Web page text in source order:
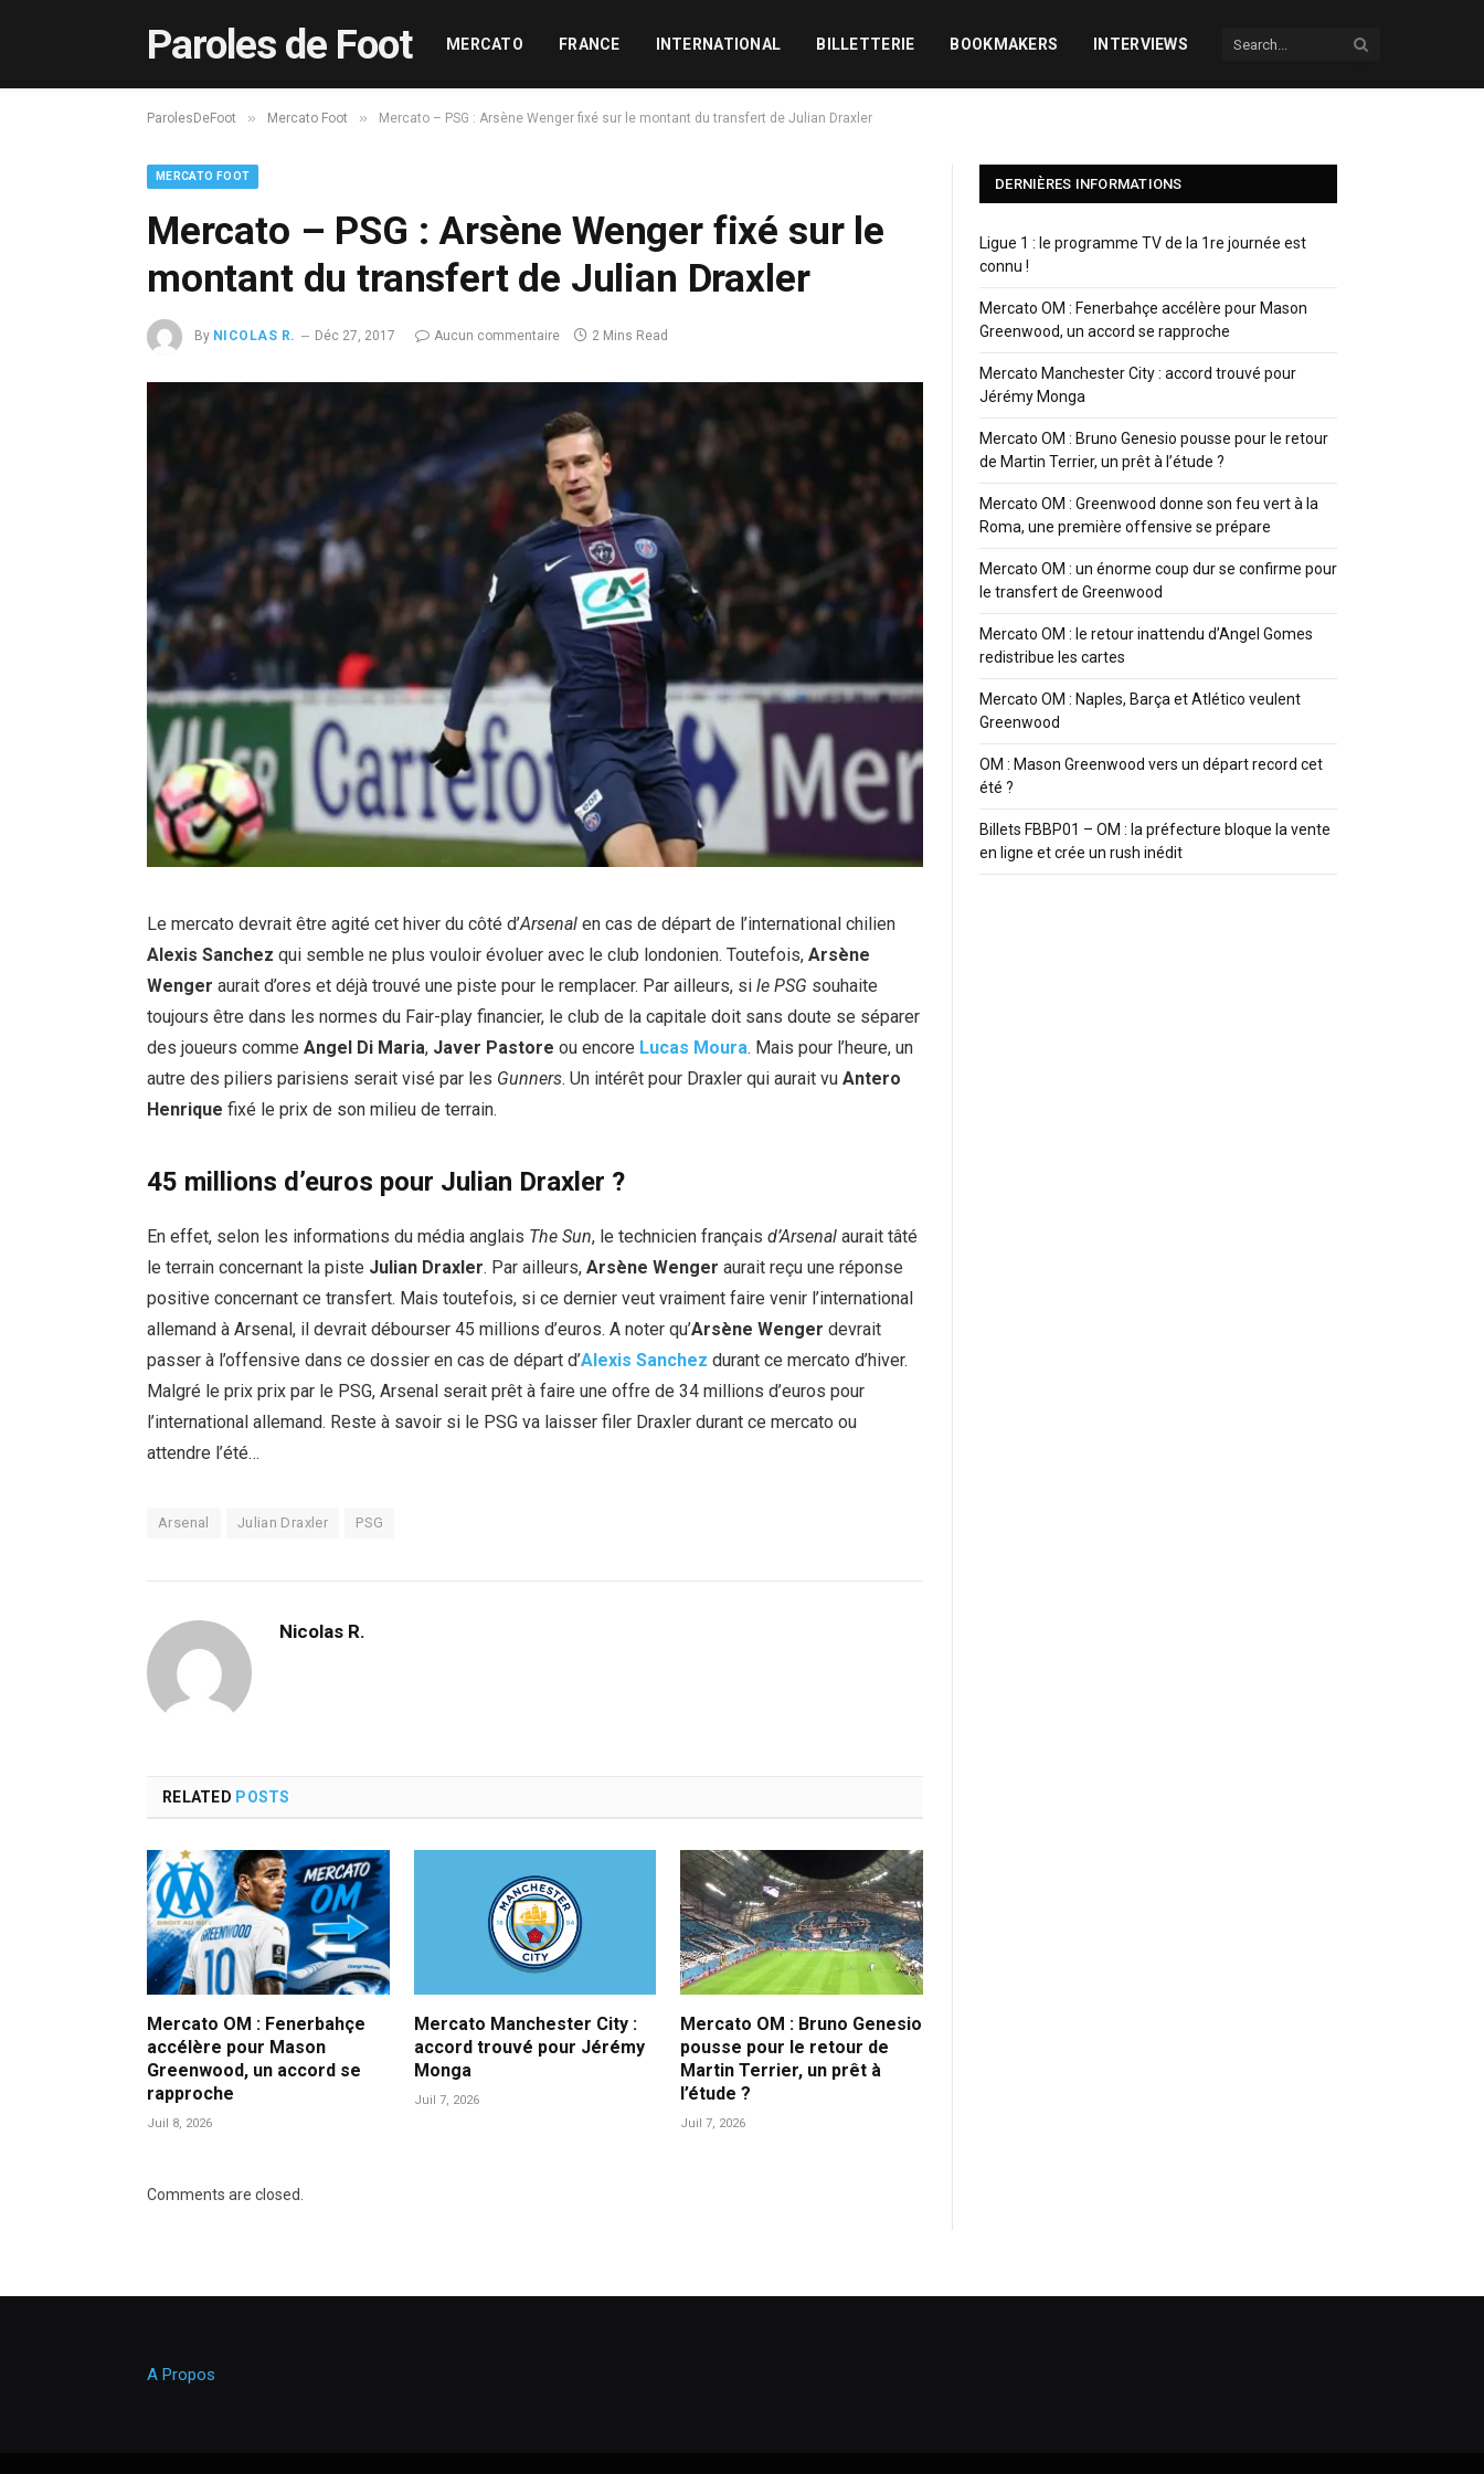
Paroles de Foot MERCATO FRANCE INTERNATIONAL BILLETTERIE BOOKMAKERS INTERVIEWS
ParolesDeFoot » Mercato Foot » Mercato – PSG : Arsène Wenger fixé sur le montant du transfert de Julian Draxler
MERCATO FOOT
Mercato – PSG : Arsène Wenger fixé sur le
montant du transfert de Julian Draxler
By NICOLAS R. Déc 27, 2017 Aucun commentaire 2 Mins Read
Le mercato devrait être agité cet hiver du côté d’Arsenal en cas de départ de l’international chilien
Alexis Sanchez qui semble ne plus vouloir évoluer avec le club londonien. Toutefois, Arsène
Wenger aurait d’ores et déjà trouvé une piste pour le remplacer. Par ailleurs, si le PSG souhaite
toujours être dans les normes du Fair-play financier, le club de la capitale doit sans doute se séparer
des joueurs comme Angel Di Maria, Javer Pastore ou encore Lucas Moura. Mais pour l’heure, un
autre des piliers parisiens serait visé par les Gunners. Un intérêt pour Draxler qui aurait vu Antero
Henrique fixé le prix de son milieu de terrain.
45 millions d’euros pour Julian Draxler ?
En effet, selon les informations du média anglais The Sun, le technicien français d’Arsenal aurait tâté
le terrain concernant la piste Julian Draxler. Par ailleurs, Arsène Wenger aurait reçu une réponse
positive concernant ce transfert. Mais toutefois, si ce dernier veut vraiment faire venir l’international
allemand à Arsenal, il devrait débourser 45 millions d’euros. A noter qu’Arsène Wenger devrait
passer à l’offensive dans ce dossier en cas de départ d’Alexis Sanchez durant ce mercato d’hiver.
Malgré le prix prix par le PSG, Arsenal serait prêt à faire une offre de 34 millions d’euros pour
l’international allemand. Reste à savoir si le PSG va laisser filer Draxler durant ce mercato ou
attendre l’été…
Arsenal Julian Draxler PSG
Nicolas R.
RELATED POSTS
Mercato OM : Fenerbahçe
accélère pour Mason
Greenwood, un accord se
rapproche
Juil 8, 2026
Mercato Manchester City :
accord trouvé pour Jérémy
Monga
Juil 7, 2026
Mercato OM : Bruno Genesio
pousse pour le retour de
Martin Terrier, un prêt à
l’étude ?
Juil 7, 2026
Comments are closed.
DERNIÈRES INFORMATIONS
Ligue 1 : le programme TV de la 1re journée est
connu !
Mercato OM : Fenerbahçe accélère pour Mason
Greenwood, un accord se rapproche
Mercato Manchester City : accord trouvé pour
Jérémy Monga
Mercato OM : Bruno Genesio pousse pour le retour
de Martin Terrier, un prêt à l’étude ?
Mercato OM : Greenwood donne son feu vert à la
Roma, une première offensive se prépare
Mercato OM : un énorme coup dur se confirme pour
le transfert de Greenwood
Mercato OM : le retour inattendu d’Angel Gomes
redistribue les cartes
Mercato OM : Naples, Barça et Atlético veulent
Greenwood
OM : Mason Greenwood vers un départ record cet
été ?
Billets FBBP01 – OM : la préfecture bloque la vente
en ligne et crée un rush inédit
A Propos